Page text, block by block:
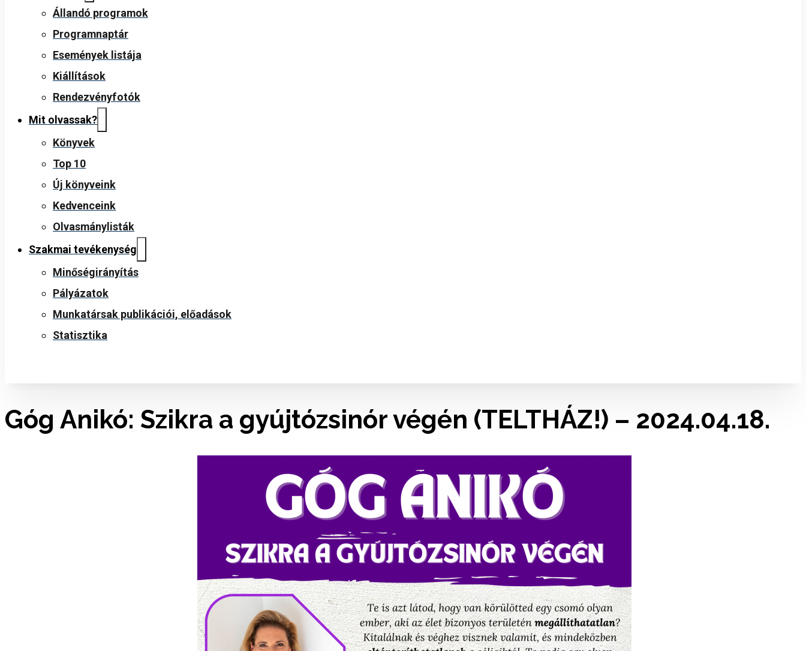
Állandó programok
Programnaptár
Események listája
Kiállítások
Rendezvényfotók
Mit olvassak?
Könyvek
Top 10
Új könyveink
Kedvenceink
Olvasmánylisták
Szakmai tevékenység
Minőségirányítás
Pályázatok
Munkatársak publikációi, előadások
Statisztika
Góg Anikó: Szikra a gyújtózsinór végén (TELTHÁZ!) – 2024.04.18.